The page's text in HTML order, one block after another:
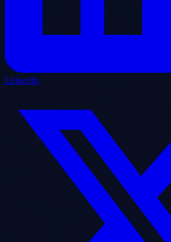
LinkedIn